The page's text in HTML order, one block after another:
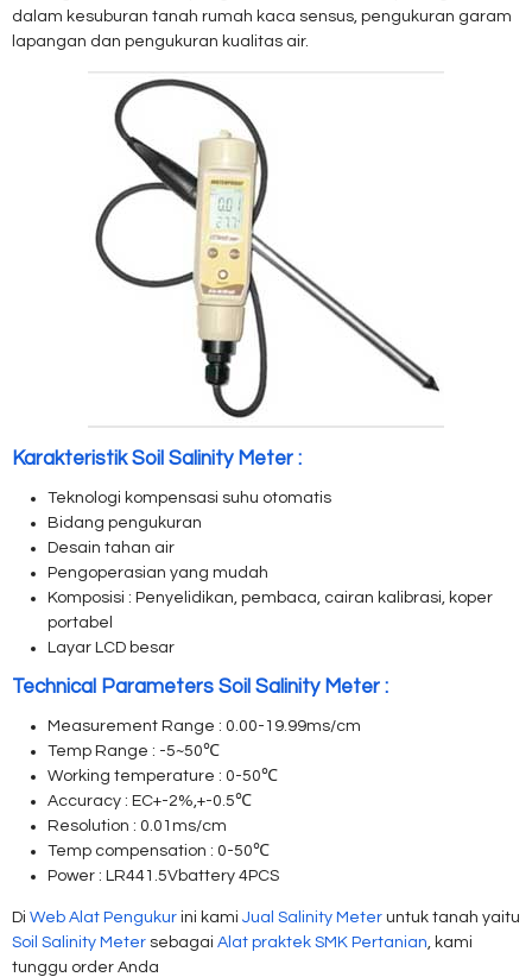
dalam kesuburan tanah rumah kaca sensus, pengukuran garam
lapangan dan pengukuran kualitas air.
Karakteristik Soil Salinity Meter :
Teknologi kompensasi suhu otomatis
Bidang pengukuran
Desain tahan air
Pengoperasian yang mudah
Komposisi : Penyelidikan, pembaca, cairan kalibrasi, koper
portabel
Layar LCD besar
Technical Parameters Soil Salinity Meter :
Measurement Range : 0.00-19.99ms/cm
Temp Range : -5~50℃
Working temperature : 0-50℃
Accuracy : EC+-2%,+-0.5℃
Resolution : 0.01ms/cm
Temp compensation : 0-50℃
Power : LR441.5Vbattery 4PCS
Di Web Alat Pengukur ini kami Jual Salinity Meter untuk tanah yaitu
Soil Salinity Meter sebagai Alat praktek SMK Pertanian, kami
tunggu order Anda